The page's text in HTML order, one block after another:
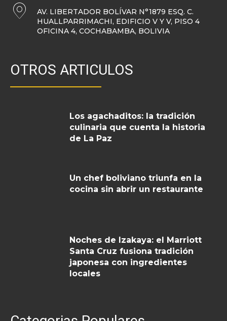
AV. LIBERTADOR BOLÍVAR N°1879 ESQ. C.
HUALLPARRIMACHI, EDIFICIO V Y V, PISO 4
OFICINA 4, COCHABAMBA, BOLIVIA
OTROS ARTICULOS
Los agachaditos: la tradición
culinaria que cuenta la historia
de La Paz
Un chef boliviano triunfa en la
cocina sin abrir un restaurante
Noches de Izakaya: el Marriott
Santa Cruz fusiona tradición
japonesa con ingredientes
locales